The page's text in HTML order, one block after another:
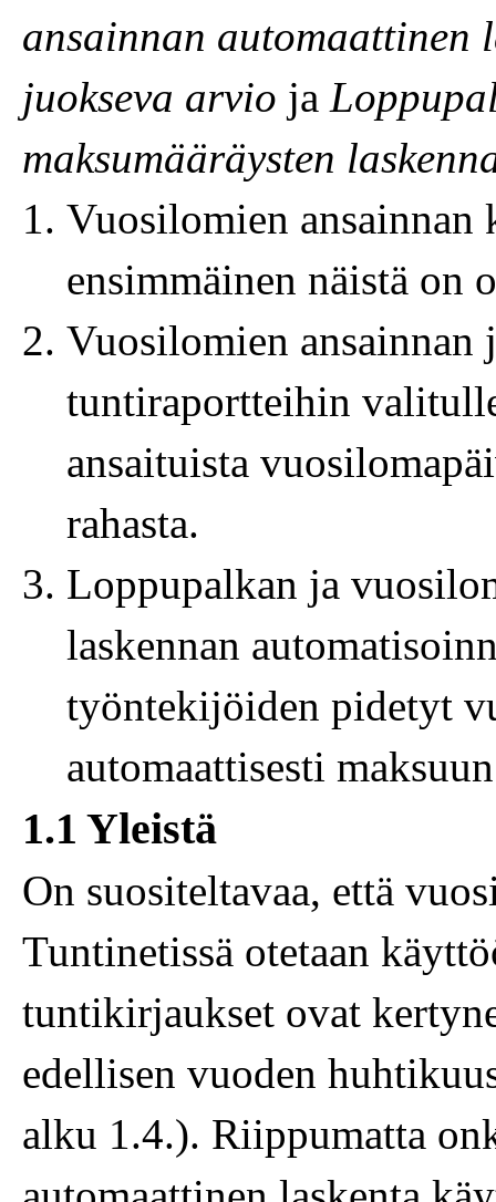
ansainnan automaattinen
juokseva arvio ja
maksumääräysten
Vuosilomien ansainnan
ensimmäinen näistä on
Vuosilomien ansainnan
tuntiraportteihin
ansaituista
rahasta.
Loppupalkan ja
laskennan
työntekijöiden pidetyt
automaattisesti
1.1 Yleistä
On suositeltavaa, että
Tuntinetissä otetaan
tuntikirjaukset ovat
edellisen vuoden
alku 1.4.). Riippumatta